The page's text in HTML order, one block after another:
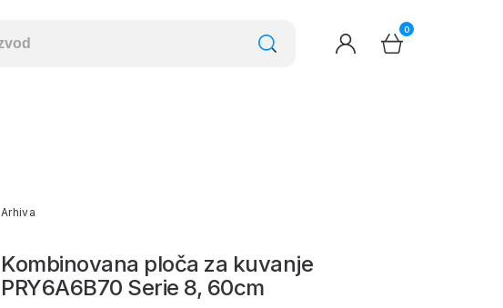
0
Arhiva
Kombinovana ploča za kuvanje
PRY6A6B70 Serie 8, 60cm